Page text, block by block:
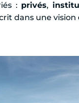
: privés,
dans une vision